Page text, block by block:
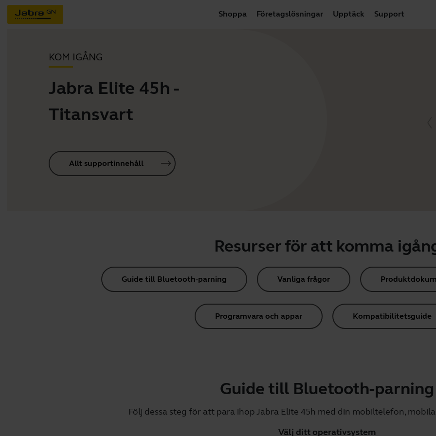
Shoppa Företagslösningar Upptäck Support
KOM IGÅNG
Jabra Elite 45h -
Titansvart
Allt supportinnehåll
Resurser för att komma
Guide till Bluetooth-parning Vanliga frågor
Programvara och appar Kompatibilitetsguide
Guide till Bluetooth-parning
Följ dessa steg för att para ihop Jabra Elite 45h med din mobiltelefon,
Välj ditt operativsystem